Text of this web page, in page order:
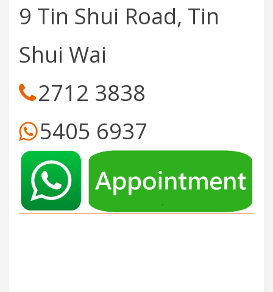
9 Tin Shui Road, Tin
Shui Wai
2712 3838
5405 6937